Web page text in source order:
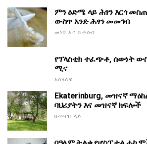
ምን ዕድሜ ላይ ሕፃን እርጎ
ውስጥ አንድ ሕፃን መመገብ
መነሻ እና ቤተሰብ
የፕላስቲክ ተፈጭቶ, ሰውነት
ሚና
አሰላለፍ
Ekaterinburg, መዝናኛ
ባህሪያትን እና መዝናኛ ክፍሎች
በመጓዝ ላይ